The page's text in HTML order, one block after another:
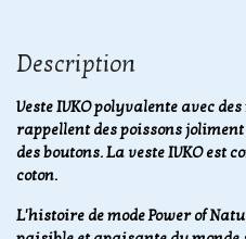
Description
Veste IVKO polyvalente avec
rappellent des poissons
des boutons. La veste IVKO est
coton.
L'histoire de mode Power of